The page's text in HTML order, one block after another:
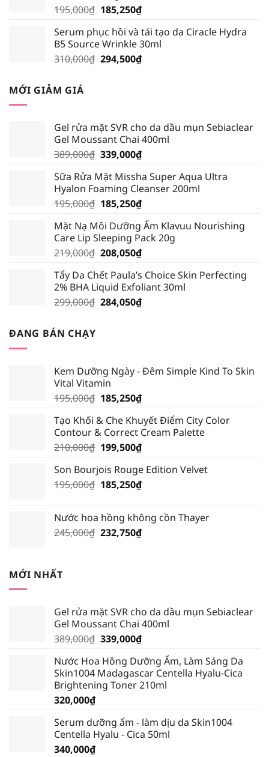
195,000₫ Giá
là:
195,000₫.
185,250₫Giá
tại
là:
185,250₫.
Serum phục hồi và tái tạo da Ciracle Hydra
B5 Source Wrinkle 30ml
310,000₫ Giá
294,500₫Giá
MỚI GIẢM GIÁ
Gel rửa mặt SVR cho da dầu mụn Sebiaclear
Gel Moussant Chai 400ml
389,000₫ Giá
là:
389,000₫.
339,000₫Giá
tại
là:
339,000₫.
Sữa Rửa Mặt Missha Super Aqua Ultra
Hyalon Foaming Cleanser 200ml
195,000₫ Giá
là:
195,000₫.
185,250₫Giá
tại
là:
185,250₫.
Mặt Nạ Môi Dưỡng Ẩm Klavuu Nourishing
Care Lip Sleeping Pack 20g
219,000₫ Giá
là:
219,000₫.
208,050₫Giá
tại
là:
208,050₫.
Tẩy Da Chết Paula’s Choice Skin Perfecting
2% BHA Liquid Exfoliant 30ml
299,000₫ Giá
284,050₫Giá
ĐANG BÁN CHẠY
Kem Dưỡng Ngày - Đêm Simple Kind To Skin
Vital Vitamin
195,000₫ Giá
là:
195,000₫.
185,250₫Giá
tại
là:
185,250₫.
Tạo Khối & Che Khuyết Điểm City Color
Contour & Correct Cream Palette
210,000₫ Giá
là:
210,000₫.
199,500₫Giá
tại
là:
Son Bourjois Rouge Edition Velvet
195,000₫ Giá
195,000₫.
185,250₫Giá
là:
185,250₫.
Nước hoa hồng không cồn Thayer
245,000₫ Giá
232,750₫Giá
MỚI NHẤT
Gel rửa mặt SVR cho da dầu mụn Sebiaclear
Gel Moussant Chai 400ml
389,000₫ Giá
là:
389,000₫.
339,000₫Giá
tại
là:
339,000₫.
Nước Hoa Hồng Dưỡng Ẩm, Làm Sáng Da
Skin1004 Madagascar Centella Hyalu-Cica
Brightening Toner 210ml
320,000₫
Serum dưỡng ẩm - làm dịu da Skin1004
Centella Hyalu - Cica 50ml
340,000₫